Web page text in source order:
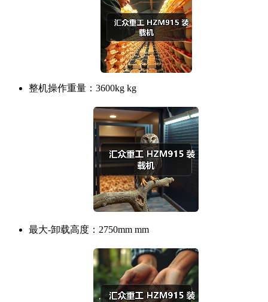
整机操作重量： 3600kg kg
最大-卸载高度： 2750mm mm